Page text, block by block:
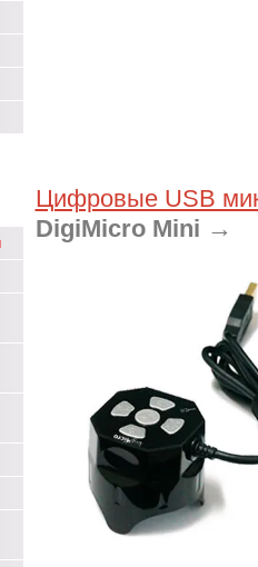
Цифровые USB
DigiMicro Mini →